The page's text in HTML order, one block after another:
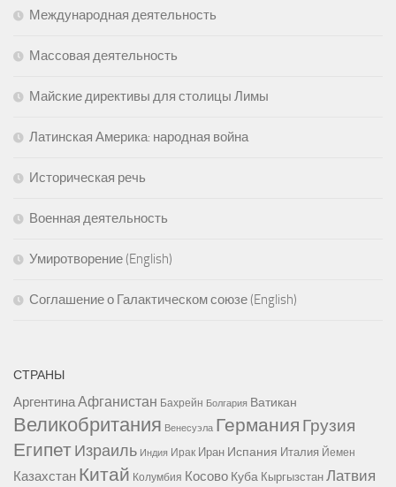
Международная деятельность
Массовая деятельность
Майские директивы для столицы Лимы
Латинская Америка: народная война
Историческая речь
Военная деятельность
Умиротворение (English)
Соглашение о Галактическом союзе (English)
СТРАНЫ
АргентинаАфганистан Бахрейн Болгария Ватикан
Великобритания Венесуэла Германия Грузия
ЕгипетИзраиль Индия Ирак Иран Испания Италия Йемен
Казахстан Китай Колумбия Косово Куба Кыргызстан Латвия